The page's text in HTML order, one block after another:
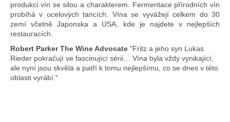
produkci vín se silou a charakterem. Fermentace přírodních vín
probíhá v ocelových tancích. Vína se vyvážejí celkem do 30
zemí včetně Japonska a USA, kde je najdete v nejlepších
restauracích.
Robert Parker The Wine Advocate "Fritz a jeho syn Lukas
Rieder pokračují ve fascinující sérii… Vína byla vždy vynikající,
ale nyní jsou skvělá a patří k tomu nejlepšímu, co se dnes v této
oblasti vyrábí."